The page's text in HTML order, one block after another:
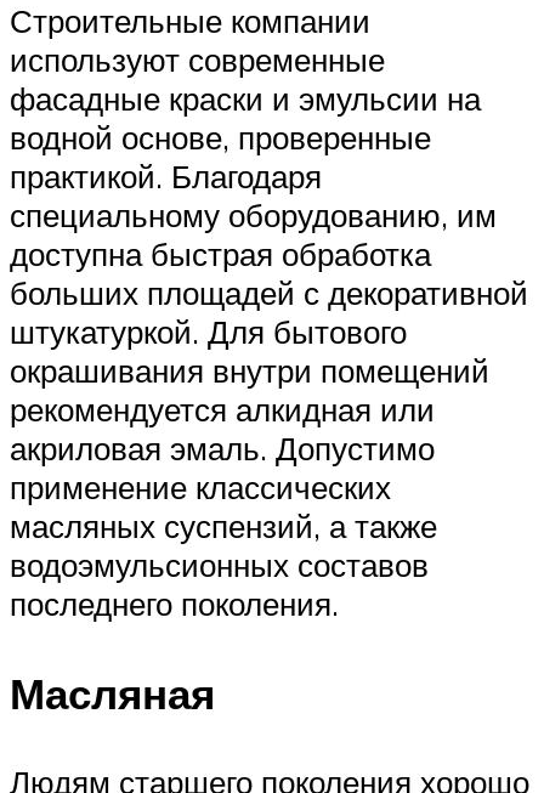
Строительные компании
используют современные
фасадные краски и эмульсии на
водной основе, проверенные
практикой. Благодаря
специальному оборудованию, им
доступна быстрая обработка
больших площадей с декоративной
штукатуркой. Для бытового
окрашивания внутри помещений
рекомендуется алкидная или
акриловая эмаль. Допустимо
применение классических
масляных суспензий, а также
водоэмульсионных составов
последнего поколения.
Масляная
Людям старшего поколения хорошо